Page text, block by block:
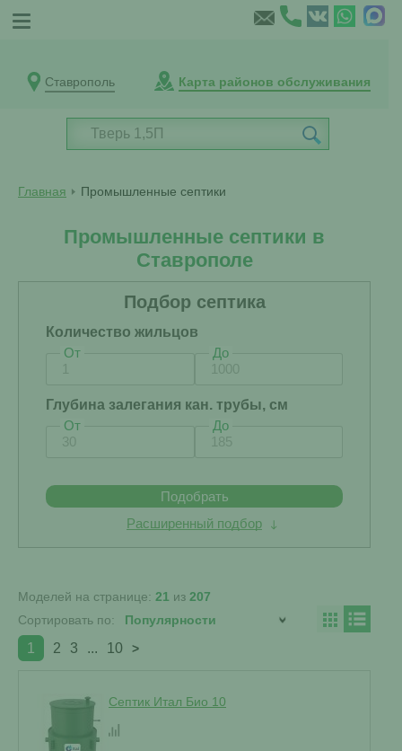
Ставрополь Карта районов обслуживания
Главная Промышленные септики
Промышленные септики в
Ставрополе
Подбор септика
Количество жильцов
От
До
Глубина залегания кан. трубы, см
От
До
Подобрать
Расширенный подбор
Моделей на странице: 21 из 207
Сортировать по:
1 2 3 ... 10 >
Септик Итал Био 10